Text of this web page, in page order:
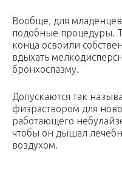
Вообще, для
подобные процедуры.
конца освоили
вдыхать
бронхоспазму.
Допускаются так
физраствором для
работающего
чтобы он дышал
воздухом.